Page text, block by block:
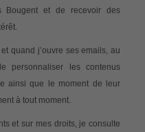
Bougent et de recevoir des
quand j’ouvre ses emails, au
personnaliser les contenus
ainsi que le moment de leur
à tout moment.
et sur mes droits, je consulte